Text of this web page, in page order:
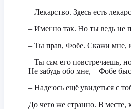
– Лекарство. Здесь есть
– Именно так. Но ты ведь не
– Ты прав, Фобе. Скажи мне,
– Ты сам его повстречаешь,
Не забудь обо мне, – Фобе
– Надеюсь ещё увидеться с
До чего же странно. В месте,